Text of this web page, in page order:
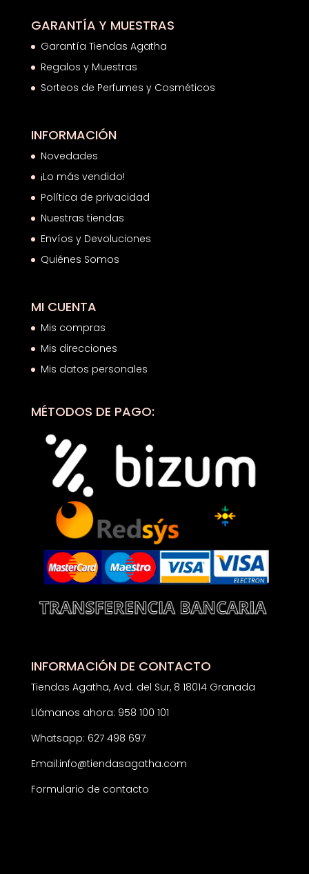
GARANTÍA Y MUESTRAS
Garantía Tiendas Agatha
Regalos y Muestras
Sorteos de Perfumes y Cosméticos
INFORMACIÓN
Novedades
¡Lo más vendido!
Política de privacidad
Nuestras tiendas
Envíos y Devoluciones
Quiénes Somos
MI CUENTA
Mis compras
Mis direcciones
Mis datos personales
MÉTODOS DE PAGO:
INFORMACIÓN DE CONTACTO
Tiendas Agatha, Avd. del Sur, 8 18014 Granada
Llámanos ahora: 958 100 101
Whatsapp: 627 498 697
Email:info@tiendasagatha.com
Formulario de contacto